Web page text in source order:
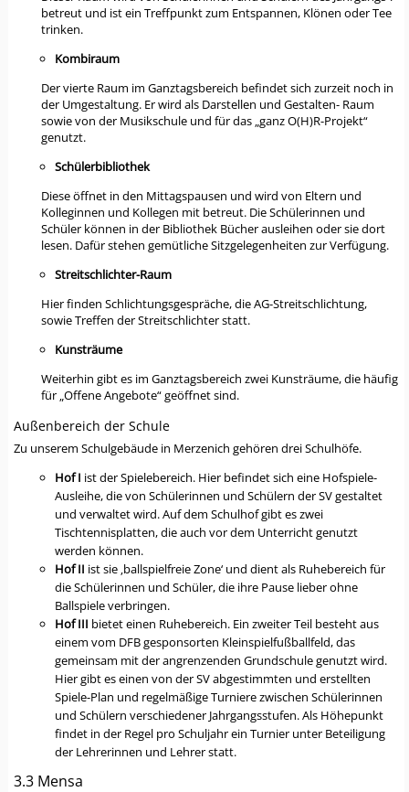
betreut und ist ein Treffpunkt zum Entspannen, Klönen oder Tee
trinken.
Kombiraum
Der vierte Raum im Ganztagsbereich befindet sich zurzeit noch in
der Umgestaltung. Er wird als Darstellen und Gestalten- Raum
sowie von der Musikschule und für das „ganz O(H)R-Projekt“
genutzt.
Schülerbibliothek
Diese öffnet in den Mittagspausen und wird von Eltern und
Kolleginnen und Kollegen mit betreut. Die Schülerinnen und
Schüler können in der Bibliothek Bücher ausleihen oder sie dort
lesen. Dafür stehen gemütliche Sitzgelegenheiten zur Verfügung.
Streitschlichter-Raum
Hier finden Schlichtungsgespräche, die AG-Streitschlichtung,
sowie Treffen der Streitschlichter statt.
Kunsträume
Weiterhin gibt es im Ganztagsbereich zwei Kunsträume, die häufig
für „Offene Angebote“ geöffnet sind.
Außenbereich der Schule
Zu unserem Schulgebäude in Merzenich gehören drei Schulhöfe.
Hof I ist der Spielebereich. Hier befindet sich eine Hofspiele-
Ausleihe, die von Schülerinnen und Schülern der SV gestaltet
und verwaltet wird. Auf dem Schulhof gibt es zwei
Tischtennisplatten, die auch vor dem Unterricht genutzt
werden können.
Hof II ist sie ‚ballspielfreie Zone‘ und dient als Ruhebereich für
die Schülerinnen und Schüler, die ihre Pause lieber ohne
Ballspiele verbringen.
Hof III bietet einen Ruhebereich. Ein zweiter Teil besteht aus
einem vom DFB gesponsorten Kleinspielfußballfeld, das
gemeinsam mit der angrenzenden Grundschule genutzt wird.
Hier gibt es einen von der SV abgestimmten und erstellten
Spiele-Plan und regelmäßige Turniere zwischen Schülerinnen
und Schülern verschiedener Jahrgangsstufen. Als Höhepunkt
findet in der Regel pro Schuljahr ein Turnier unter Beteiligung
der Lehrerinnen und Lehrer statt.
3.3 Mensa